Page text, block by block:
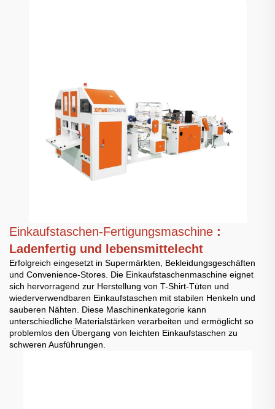
Einkaufstaschen-Fertigungsmaschine :
Ladenfertig und lebensmittelecht
Erfolgreich eingesetzt in Supermärkten, Bekleidungsgeschäften
und Convenience-Stores. Die Einkaufstaschenmaschine eignet
sich hervorragend zur Herstellung von T-Shirt-Tüten und
wiederverwendbaren Einkaufstaschen mit stabilen Henkeln und
sauberen Nähten. Diese Maschinenkategorie kann
unterschiedliche Materialstärken verarbeiten und ermöglicht so
problemlos den Übergang von leichten Einkaufstaschen zu
schweren Ausführungen.